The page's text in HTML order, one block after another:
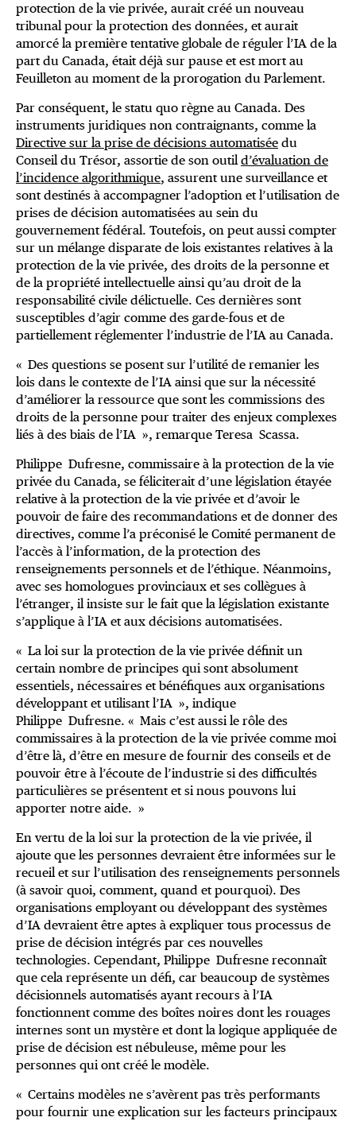
protection de la vie privée, aurait créé un nouveau
tribunal pour la protection des données, et aurait
amorcé la première tentative globale de réguler l’IA de la
part du Canada, était déjà sur pause et est mort au
Feuilleton au moment de la prorogation du Parlement.
Par conséquent, le statu quo règne au Canada. Des
instruments juridiques non contraignants, comme la
Directive sur la prise de décisions automatisée du
Conseil du Trésor, assortie de son outild’évaluation de
l’incidence algorithmique, assurent une surveillance et
sont destinés à accompagner l’adoption et l’utilisation de
prises de décision automatisées au sein du
gouvernement fédéral. Toutefois, on peut aussi compter
sur un mélange disparate de lois existantes relatives à la
protection de la vie privée, des droits de la personne et
de la propriété intellectuelle ainsi qu’au droit de la
responsabilité civile délictuelle. Ces dernières sont
susceptibles d’agir comme des garde-fous et de
partiellement réglementer l’industrie de l’IA au Canada.
« Des questions se posent sur l’utilité de remanier les
lois dans le contexte de l’IA ainsi que sur la nécessité
d’améliorer la ressource que sont les commissions des
droits de la personne pour traiter des enjeux complexes
liés à des biais de l’IA », remarque Teresa Scassa.
Philippe Dufresne, commissaire à la protection de la vie
privée du Canada, se féliciterait d’une législation étayée
relative à la protection de la vie privée et d’avoir le
pouvoir de faire des recommandations et de donner des
directives, comme l’a préconisé le Comité permanent de
l’accès à l’information, de la protection des
renseignements personnels et de l’éthique. Néanmoins,
avec ses homologues provinciaux et ses collègues à
l’étranger, il insiste sur le fait que la législation existante
s’applique à l’IA et aux décisions automatisées.
« La loi sur la protection de la vie privée définit un
certain nombre de principes qui sont absolument
essentiels, nécessaires et bénéfiques aux organisations
développant et utilisant l’IA », indique
Philippe Dufresne. « Mais c’est aussi le rôle des
commissaires à la protection de la vie privée comme moi
d’être là, d’être en mesure de fournir des conseils et de
pouvoir être à l’écoute de l’industrie si des difficultés
particulières se présentent et si nous pouvons lui
apporter notre aide. »
En vertu de la loi sur la protection de la vie privée, il
ajoute que les personnes devraient être informées sur le
recueil et sur l’utilisation des renseignements personnels
(à savoir quoi, comment, quand et pourquoi). Des
organisations employant ou développant des systèmes
d’IA devraient être aptes à expliquer tous processus de
prise de décision intégrés par ces nouvelles
technologies. Cependant, Philippe Dufresne reconnaît
que cela représente un défi, car beaucoup de systèmes
décisionnels automatisés ayant recours à l’IA
fonctionnent comme des boîtes noires dont les rouages
internes sont un mystère et dont la logique appliquée de
prise de décision est nébuleuse, même pour les
personnes qui ont créé le modèle.
« Certains modèles ne s’avèrent pas très performants
pour fournir une explication sur les facteurs principaux